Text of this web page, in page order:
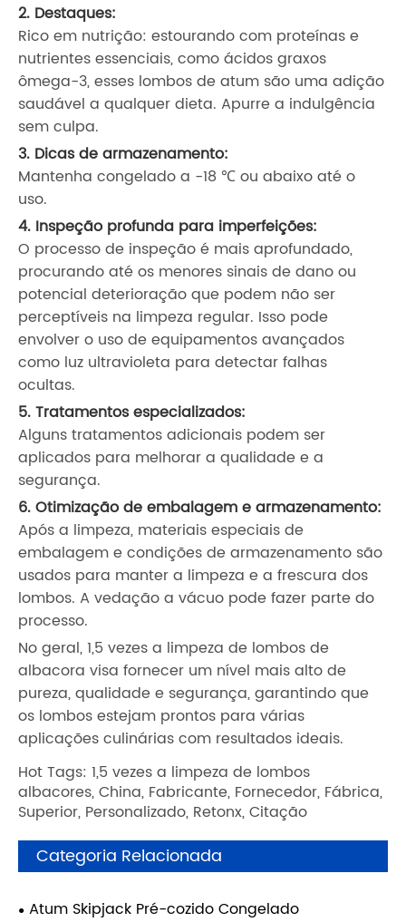
2. Destaques:
Rico em nutrição: estourando com proteínas e
nutrientes essenciais, como ácidos graxos
ômega-3, esses lombos de atum são uma adição
saudável a qualquer dieta. Apurre a indulgência
sem culpa.
3. Dicas de armazenamento:
Mantenha congelado a -18 ℃ ou abaixo até o
uso.
4. Inspeção profunda para imperfeições:
O processo de inspeção é mais aprofundado,
procurando até os menores sinais de dano ou
potencial deterioração que podem não ser
perceptíveis na limpeza regular. Isso pode
envolver o uso de equipamentos avançados
como luz ultravioleta para detectar falhas
ocultas.
5. Tratamentos especializados:
Alguns tratamentos adicionais podem ser
aplicados para melhorar a qualidade e a
segurança.
6. Otimização de embalagem e armazenamento:
Após a limpeza, materiais especiais de
embalagem e condições de armazenamento são
usados ​​para manter a limpeza e a frescura dos
lombos. A vedação a vácuo pode fazer parte do
processo.
No geral, 1,5 vezes a limpeza de lombos de
albacora visa fornecer um nível mais alto de
pureza, qualidade e segurança, garantindo que
os lombos estejam prontos para várias
aplicações culinárias com resultados ideais.
Hot Tags: 1,5 vezes a limpeza de lombos
albacores, China, Fabricante, Fornecedor, Fábrica,
Superior, Personalizado, Retonx, Citação
Categoria Relacionada
Atum Skipjack Pré-cozido Congelado